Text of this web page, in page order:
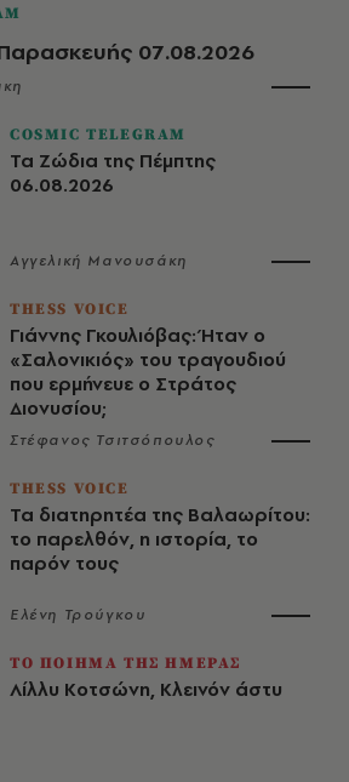
07.08.2026
COSMIC TELEGRAM
Τα Ζώδια της Πέμπτης
06.08.2026
Αγγελική Μανουσάκη
THESS VOICE
Γιάννης Γκουλιόβας: Ήταν ο
«Σαλονικιός» του τραγουδιού
που ερμήνευε ο Στράτος
Διονυσίου;
Στέφανος Τσιτσόπουλος
THESS VOICE
Τα διατηρητέα της Βαλαωρίτου:
το παρελθόν, η ιστορία, το
παρόν τους
Ελένη Τρούγκου
ΤΟ ΠΟΙΗΜΑ ΤΗΣ ΗΜΕΡΑΣ
Λίλλυ Κοτσώνη, Κλεινόν άστυ